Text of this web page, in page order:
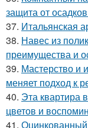
защита от
37. Итальянская
38. Навес из
преимущества и
39. Мастерство и
меняет подход к
40. Эта квартира
цветов и
41. Оцинкованный